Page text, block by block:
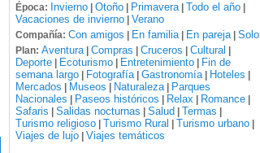
Época: Invierno Otoño Primavera| Todo el año
Vacaciones de invierno Verano
Compañía: Con amigos En familia| En pareja| Solo
Plan: Aventura| Compras Cruceros Cultural
Deporte Ecoturismo Entretenimiento
Fin de
semana largo
Fotografía| Gastronomía| Hoteles
Mercados Museos Naturaleza|
Parques
Nacionales
Paseos históricos Relax Romance
Safaris Salidas nocturnas Salud Termas
Turismo religioso Turismo Rural Turismo urbano
Viajes de lujo Viajes temáticos